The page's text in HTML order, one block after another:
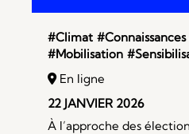
#Climat
#Mobilisation
En ligne
22 JANVIER 2026
À l’approche des